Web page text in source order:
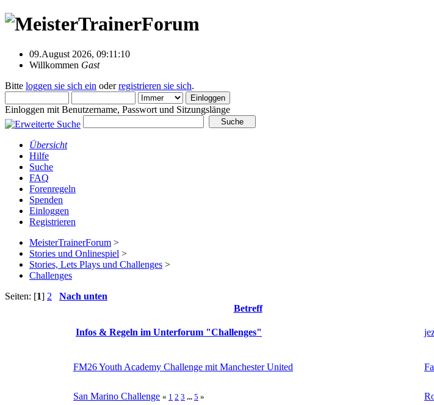
09.August 2026, 09:11:10
Willkommen Gast
Bitte loggen sie sich ein oderregistrieren sie sich.
Einloggen mit Benutzername, Passwort und Sitzungslänge
Übersicht
Hilfe
Suche
FAQ
Forenregeln
Spenden
Einloggen
Registrieren
MeisterTrainerForum >
Stories und Onlinespiel >
Stories, Lets Plays und Challenges >
Challenges
Seiten: [1] 2
Nach unten
Betreff
Infos & Regeln im Unterforum "Challenges"
FM26 Youth Academy Challenge mit Manchester United
San Marino Challenge « 1 2 3 ... 5 »